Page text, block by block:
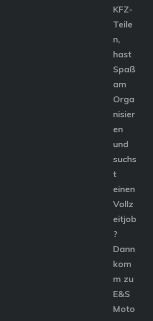
KFZ-
Teile
n,
hast
Spaß
am
Orga
nisier
en
und
suchs
t
einen
Vollz
eitjob
?
Dann
kom
m zu
E&S
Moto